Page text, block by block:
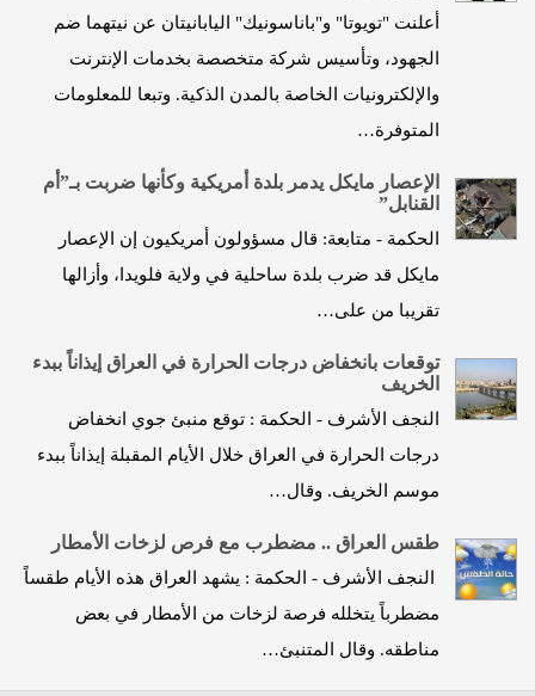
أعلنت "تويوتا" و"باناسونيك" اليابانيتان عن نيتهما ضم
الجهود، وتأسيس شركة متخصصة بخدمات الإنترنت
والإلكترونيات الخاصة بالمدن الذكية. وتبعا للمعلومات
المتوفرة…
الإعصار مايكل يدمر بلدة أمريكية وكأنها ضربت بـ”أم
القنابل”
الحكمة - متابعة: قال مسؤولون أمريكيون إن الإعصار
مايكل قد ضرب بلدة ساحلية في ولاية فلويدا، وأزالها
تقريبا من على…
توقعات بانخفاض درجات الحرارة في العراق إيذاناً ببدء
الخريف
النجف الأشرف - الحكمة : توقع منبئ جوي انخفاض
درجات الحرارة في العراق خلال الأيام المقبلة إيذاناً ببدء
موسم الخريف. وقال…
طقس العراق .. مضطرب مع فرص لزخات الأمطار
النجف الأشرف - الحكمة : يشهد العراق هذه الأيام طقساً
مضطرباً يتخلله فرصة لزخات من الأمطار في بعض
مناطقه. وقال المتنبئ…